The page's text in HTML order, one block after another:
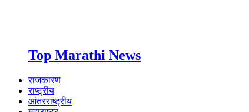
Top Marathi News
राजकारण
राष्ट्रीय
आंतरराष्ट्रीय